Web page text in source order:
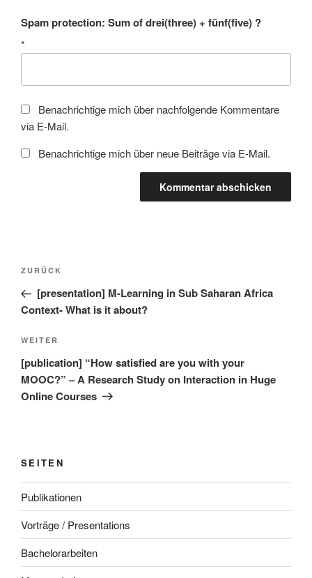
Spam protection: Sum of drei(three) + fünf(five) ?
*
Benachrichtige mich über nachfolgende Kommentare
via E-Mail.
Benachrichtige mich über neue Beiträge via E-Mail.
Beitragsnavigation
Vorheriger
Beitrag
ZURÜCK
[presentation] M-Learning in Sub Saharan Africa
Context- What is it about?
Nächster
Beitrag
WEITER
[publication] “How satisfied are you with your
MOOC?” – A Research Study on Interaction in Huge
Online Courses
SEITEN
Publikationen
Vorträge / Presentations
Bachelorarbeiten